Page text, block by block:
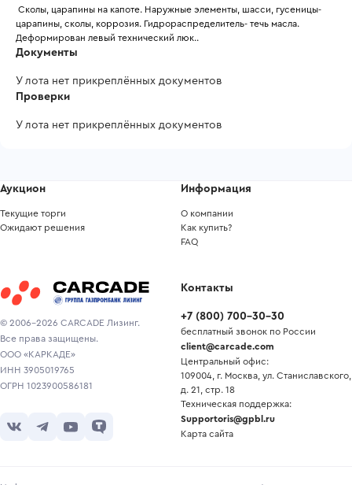
царапины, сколы, коррозия. Гидрораспределитель- течь масла.
Деформирован левый технический люк..
Документы
У лота нет прикреплённых документов
Проверки
У лота нет прикреплённых документов
© 2006-2026 CARCADE Лизинг.
Все права защищены.
ООО «КАРКАДЕ»
ИНН 3905019765
ОГРН 1023900586181
Аукцион
Текущие торги
Ожидают решения
Информация
О компании
Как купить?
FAQ
Контакты
+7 (800) 700-30-30
бесплатный звонок по России
client@carcade.com
Центральный офис:
109004, г. Москва, ул. Станиславского,
д. 21, стр. 18
Техническая поддержка:
Supportoris@gpbl.ru
Карта сайта